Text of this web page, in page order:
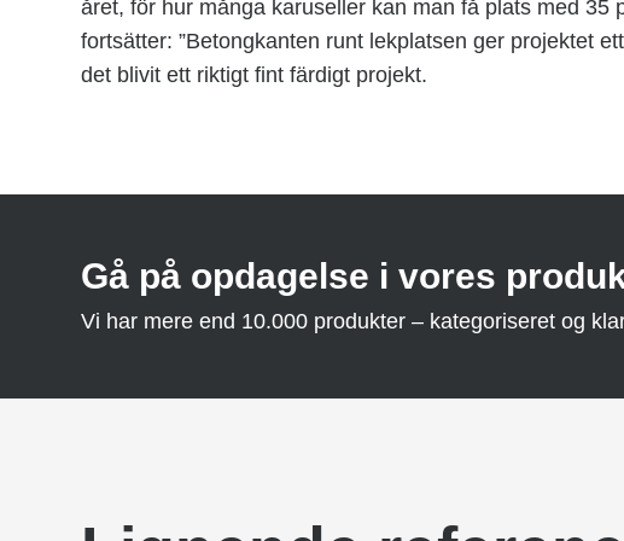
året, för hur många karuseller kan man få plats med 35
fortsätter: ”Betongkanten runt lekplatsen ger projektet
det blivit ett riktigt fint färdigt projekt.
Gå på opdagelse i vores
Vi har mere end 10.000 produkter – kategoriseret og